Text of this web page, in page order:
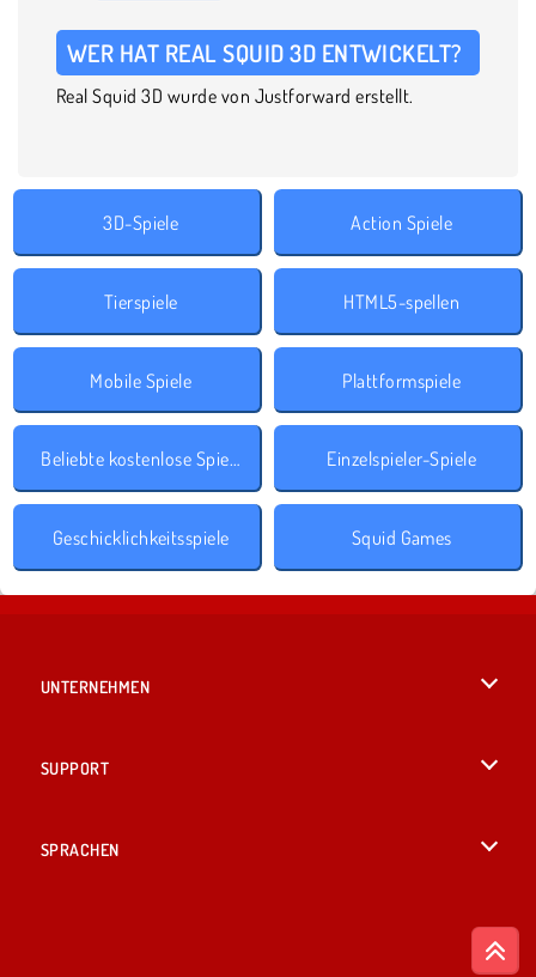
WER HAT REAL SQUID 3D ENTWICKELT?
Real Squid 3D wurde von Justforward erstellt.
3D-Spiele Action Spiele
Tierspiele HTML5-spellen
Mobile Spiele Plattformspiele
Beliebte kostenlose Spiele Einzelspieler-Spiele
Geschicklichkeitsspiele Squid Games
UNTERNEHMEN
SUPPORT
SPRACHEN